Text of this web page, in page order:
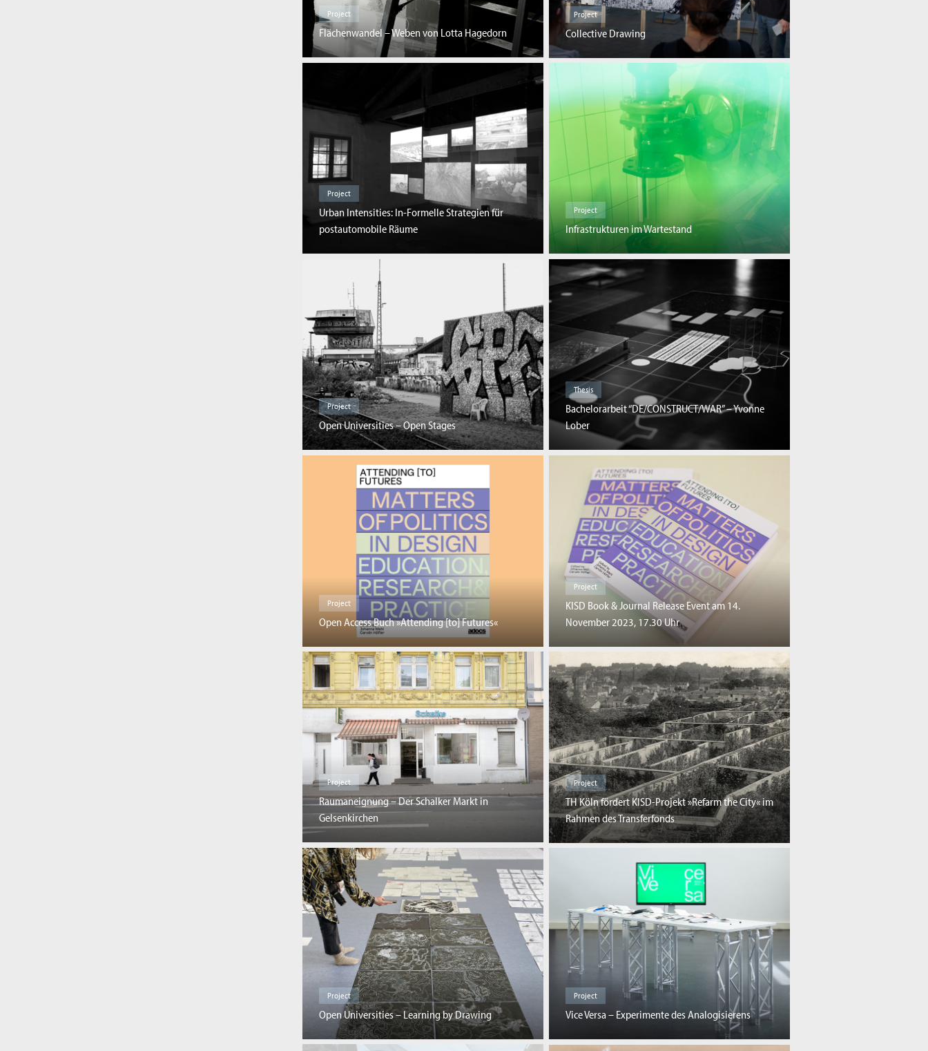
Project
Collective Drawing
Project
Flächenwandel – Weben von Lotta Hagedorn
Project
Urban Intensities: In-Formelle Strategien für
postautomobile Räume
Project
Infrastrukturen im Wartestand
Project
Open Universities – Open Stages
Thesis
Bachelorarbeit “DE/CONSTRUCT/WAR” – Yvonne
Lober
Project
Open Access Buch »Attending [to] Futures«
Project
KISD Book & Journal Release Event am 14.
November 2023, 17.30 Uhr
Project
Raumaneignung – Der Schalker Markt in
Gelsenkirchen
Project
TH Köln fördert KISD-Projekt »Refarm the City« im
Rahmen des Transferfonds
Project
Open Universities – Learning by Drawing
Project
Vice Versa – Experimente des Analogisierens